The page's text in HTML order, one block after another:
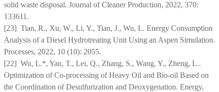
solid waste disposal. Journal of Cleaner Production, 2022, 370:
133611.
[23] Tian, R., Xu, W., Li, Y., Tian, J., Wu, L. Energy Consumption
Analysis of a Diesel Hydrotreating Unit Using an Aspen Simulation.
Processes, 2022, 10 (10): 2055.
[22] Wu, L.*, Yan, T., Lei, Q., Zhang, S., Wang, Y., Zheng, L..
Optimization of Co-processing of Heavy Oil and Bio-oil Based on
the Coordination of Desulfurization and Deoxygenation. Energy,